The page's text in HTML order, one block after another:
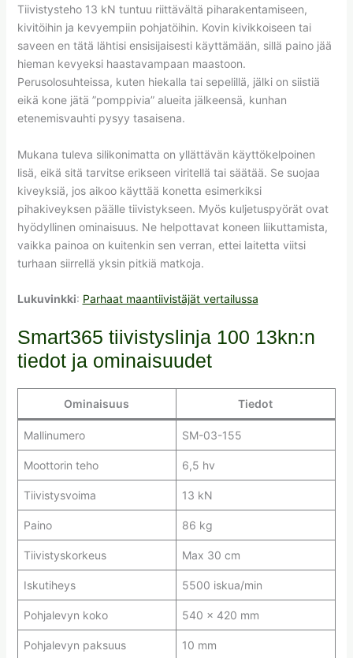
Tiivistysteho 13 kN tuntuu riittävältä piharakentamiseen,
kivitöihin ja kevyempiin pohjatöihin. Kovin kivikkoiseen tai
saveen en tätä lähtisi ensisijaisesti käyttämään, sillä paino jää
hieman kevyeksi haastavampaan maastoon.
Perusolosuhteissa, kuten hiekalla tai sepelillä, jälki on siistiä
eikä kone jätä ”pomppivia” alueita jälkeensä, kunhan
etenemisvauhti pysyy tasaisena.
Mukana tuleva silikonimatta on yllättävän käyttökelpoinen
lisä, eikä sitä tarvitse erikseen viritellä tai säätää. Se suojaa
kiveyksiä, jos aikoo käyttää konetta esimerkiksi
pihakiveyksen päälle tiivistykseen. Myös kuljetuspyörät ovat
hyödyllinen ominaisuus. Ne helpottavat koneen liikuttamista,
vaikka painoa on kuitenkin sen verran, ettei laitetta viitsi
turhaan siirrellä yksin pitkiä matkoja.
Lukuvinkki: Parhaat maantiivistäjät vertailussa
Smart365 tiivistyslinja 100 13kn:n
tiedot ja ominaisuudet
Ominaisuus Tiedot
Mallinumero SM-03-155
Moottorin teho 6,5 hv
Tiivistysvoima 13 kN
Paino 86 kg
Tiivistyskorkeus Max 30 cm
Iskutiheys 5500 iskua/min
Pohjalevyn koko 540 x 420 mm
Pohjalevyn paksuus 10 mm